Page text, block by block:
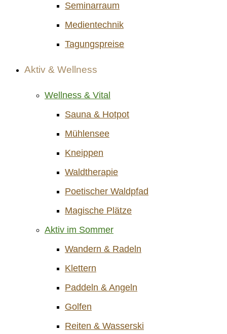
Seminarraum
Medientechnik
Tagungspreise
Aktiv & Wellness
Wellness & Vital
Sauna & Hotpot
Mühlensee
Kneippen
Waldtherapie
Poetischer Waldpfad
Magische Plätze
Aktiv im Sommer
Wandern & Radeln
Klettern
Paddeln & Angeln
Golfen
Reiten & Wasserski